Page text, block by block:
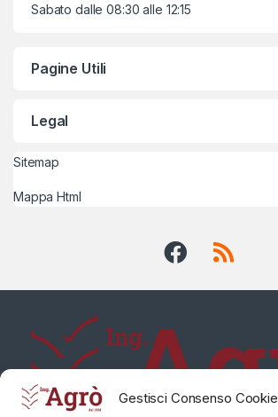
Gestisci Consenso Cookie
Sabato dalle 08:30 alle 12:15
Pagine Utili
Legal
Sitemap
Mappa Html